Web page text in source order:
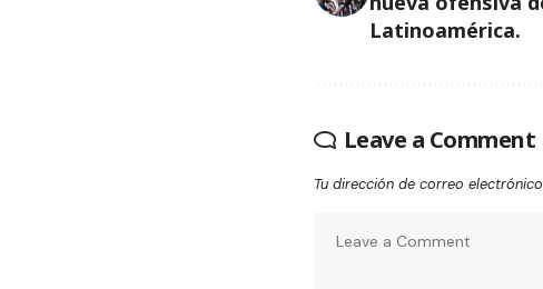
Latinoamérica.
Leave a Comment
Tu dirección de correo